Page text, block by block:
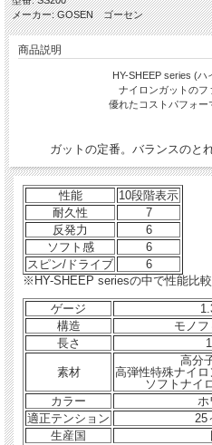
メーカー: GOSEN ゴーセン
商品説明
HY-SHEEP series (ハ
ナイロンガットのフ
優れたコストパフォー
ガットの定番。バランスのと
性能
10段階表示
耐久性
7
反発力
6
ソフト感
6
スピン/ドライブ
6
※HY-SHEEP seriesの中で性能比較
ゲージ
構造
モノフ
長さ
素材
高分
高弾性特殊ナイ
ソフトナイ
カラー
ホ
適正テンション
25
生産国